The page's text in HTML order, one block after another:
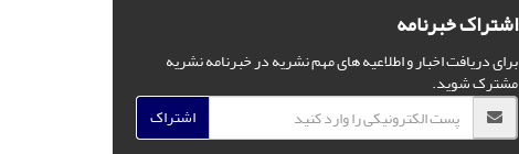
اشتراک خبرنامه
برای دریافت اخبار و اطلاعیه های مهم نشریه در خبرنامه نشریه
مشترک شوید.
اشتراک